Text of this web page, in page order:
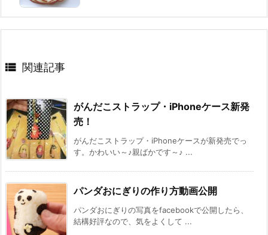
 関連記事
がんだこストラップ・iPhoneケース新発
売！
がんだこストラップ・iPhoneケースが新発売でっ
す。かわいい～♪親ばかです～♪ ...
パンダおにぎりの作り方動画公開
パンダおにぎりの写真をfacebookで公開したら、
結構好評なので、気をよくして ...